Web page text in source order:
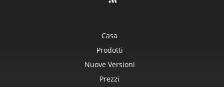
Casa
Prodotti
Nuove Versioni
Prezzi